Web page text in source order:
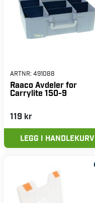
ARTNR: 491088
Raaco Avdeler for
Carrylite 150-9
119 kr
LEGG I HANDLEKURV